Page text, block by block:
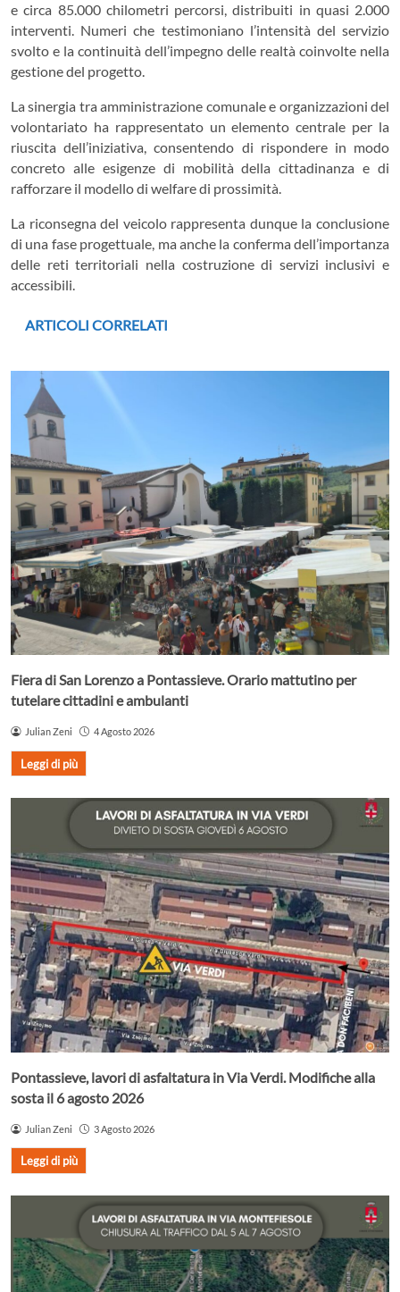
e circa 85.000 chilometri percorsi, distribuiti in quasi 2.000
interventi. Numeri che testimoniano l’intensità del servizio
svolto e la continuità dell’impegno delle realtà coinvolte nella
gestione del progetto.
La sinergia tra amministrazione comunale e organizzazioni del
volontariato ha rappresentato un elemento centrale per la
riuscita dell’iniziativa, consentendo di rispondere in modo
concreto alle esigenze di mobilità della cittadinanza e di
rafforzare il modello di welfare di prossimità.
La riconsegna del veicolo rappresenta dunque la conclusione
di una fase progettuale, ma anche la conferma dell’importanza
delle reti territoriali nella costruzione di servizi inclusivi e
accessibili.
ARTICOLI CORRELATI
Fiera di San Lorenzo a Pontassieve. Orario mattutino per
tutelare cittadini e ambulanti
Julian Zeni 4 Agosto 2026
Leggi di più
Pontassieve, lavori di asfaltatura in Via Verdi. Modifiche alla
sosta il 6 agosto 2026
Julian Zeni 3 Agosto 2026
Leggi di più